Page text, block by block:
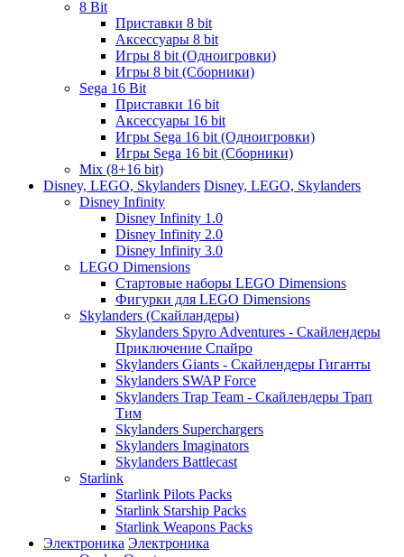
8 Bit
Приставки 8 bit
Аксессуары 8 bit
Игры 8 bit (Одноигровки)
Игры 8 bit (Сборники)
Sega 16 Bit
Приставки 16 bit
Аксессуары 16 bit
Игры Sega 16 bit (Одноигровки)
Игры Sega 16 bit (Сборники)
Mix (8+16 bit)
Disney, LEGO, Skylanders Disney, LEGO, Skylanders
Disney Infinity
Disney Infinity 1.0
Disney Infinity 2.0
Disney Infinity 3.0
LEGO Dimensions
Стартовые наборы LEGO Dimensions
Фигурки для LEGO Dimensions
Skylanders (Скайландеры)
Skylanders Spyro Adventures - Скайлендеры
Приключение Спайро
Skylanders Giants - Скайлендеры Гиганты
Skylanders SWAP Force
Skylanders Trap Team - Скайлендеры Трап
Тим
Skylanders Superchargers
Skylanders Imaginators
Skylanders Battlecast
Starlink
Starlink Pilots Packs
Starlink Starship Packs
Starlink Weapons Packs
Электроника Электроника